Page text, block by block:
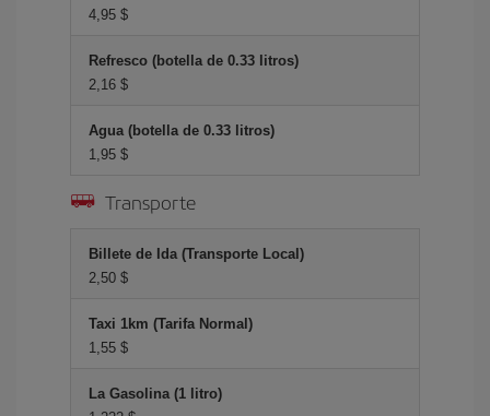
4,95 $
Refresco (botella de 0.33 litros)
2,16 $
Agua (botella de 0.33 litros)
1,95 $
Transporte
Billete de Ida (Transporte Local)
2,50 $
Taxi 1km (Tarifa Normal)
1,55 $
La Gasolina (1 litro)